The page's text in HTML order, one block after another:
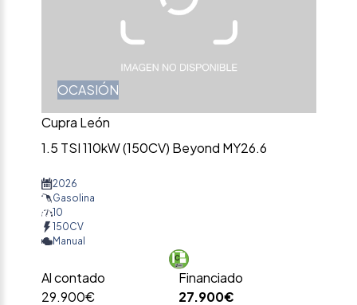
OCASIÓN
Cupra León
1.5 TSI 110kW (150CV) Beyond MY26.6
2026
Gasolina
10
150CV
Manual
Al contado
29.900€
Financiado
27.900€